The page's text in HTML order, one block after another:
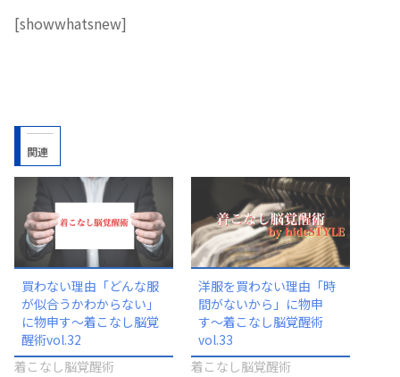
[showwhatsnew]
関連
買わない理由「どんな服
が似合うかわからない」
に物申す〜着こなし脳覚
醒術vol.32
着こなし脳覚醒術
洋服を買わない理由「時
間がないから」に物申
す〜着こなし脳覚醒術
vol.33
着こなし脳覚醒術